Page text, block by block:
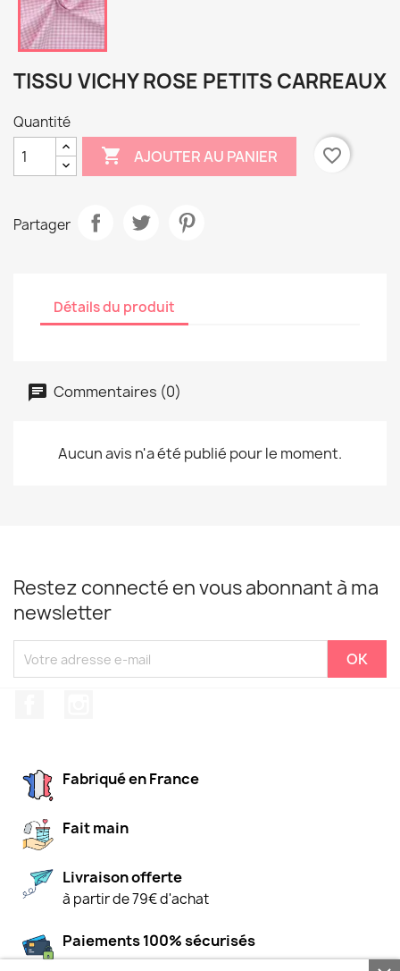
TISSU VICHY ROSE PETITS CARREAUX
Quantité
 AJOUTER AU PANIER favorite_border
Partager
Détails du produit
Commentaires (0)
Aucun avis n'a été publié pour le moment.
Restez connecté en vous abonnant à ma
newsletter
Fabriqué en France
Fait main
Livraison offerte
à partir de 79€ d'achat
Paiements 100% sécurisés